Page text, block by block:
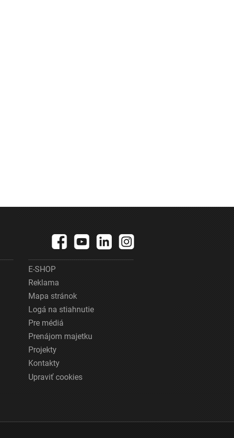
E-SHOP
Reklama
Mapa stránok
Logá na stiahnutie
Pre médiá
Prenájom majetku
Projekty
Kontakty
Upraviť cookies